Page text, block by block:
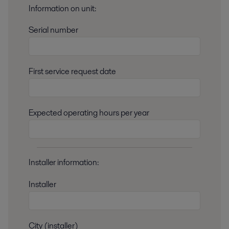
Information on unit:
Serial number
First service request date
Expected operating hours per year
Installer information:
Installer
City (installer)